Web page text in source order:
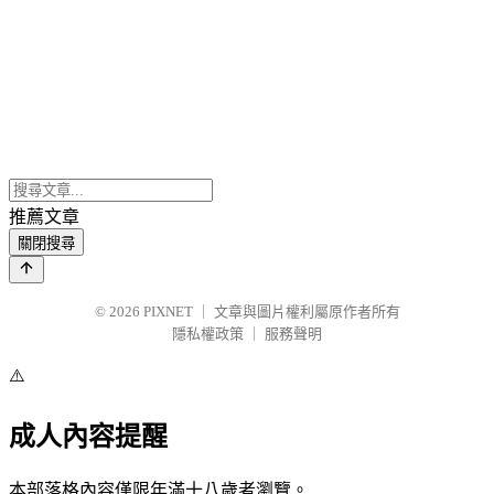
推薦文章
關閉搜尋
© 2026 PIXNET
文章與圖片權利屬原作者所有
隱私權政策
服務聲明
⚠️
成人內容提醒
本部落格內容僅限年滿十八歲者瀏覽。